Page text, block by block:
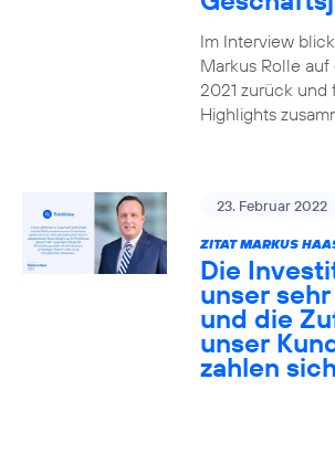
Im Interview
Markus Rolle auf
2021 zurück und
Highlights
23. Februar 2022
ZITAT MARKUS
Die
unser
und die
unser
zahlen